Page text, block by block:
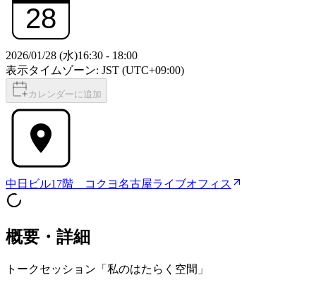
28
2026/01/28 (水)16:30 - 18:00
表示タイムゾーン: JST (UTC+09:00)
カレンダーに追加
中日ビル17階 コクヨ名古屋ライブオフィス
概要・詳細
トークセッション「私のはたらく空間」